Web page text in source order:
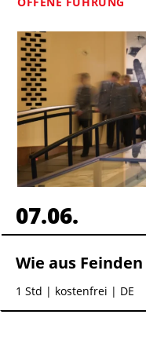
07.06.
Wie aus
1 Std | kostenfrei | DE